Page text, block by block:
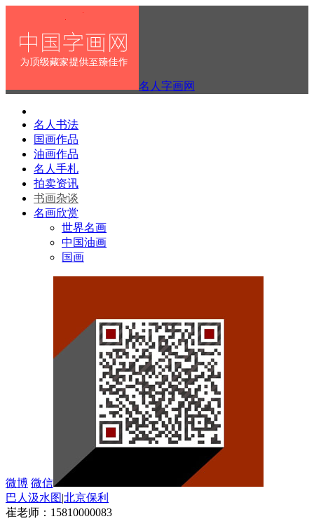
名人字画网
名人书法
国画作品
油画作品
名人手札
拍卖资讯
书画杂谈
名画欣赏
世界名画
中国油画
国画
微博 微信
巴人汲水图|北京保利
崔老师：15810000083